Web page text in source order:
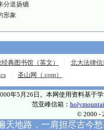
分道扬镳
形象
典图书馆（英文）
北大法律信
圣山网（.com）
年5月26日。本网使用资料基于
范亚峰信箱：
© 2000 -
天地路，一肩担尽古今